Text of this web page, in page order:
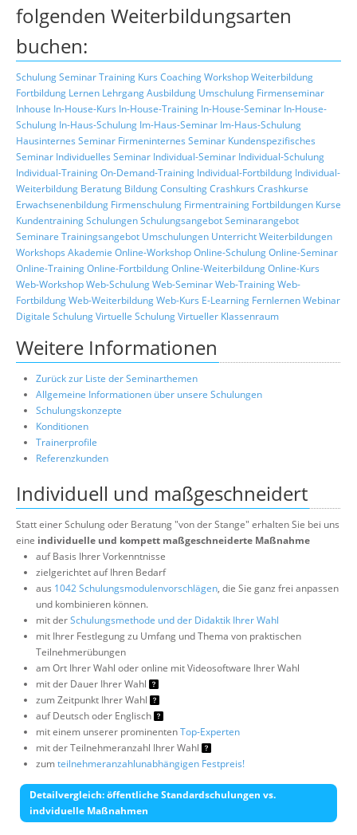
folgenden Weiterbildungsarten
buchen:
SchulungSeminarTraining Kurs CoachingWorkshopWeiterbildung
Fortbildung Lernen LehrgangAusbildung Umschulung Firmenseminar
Inhouse In-House-Kurs In-House-Training In-House-Seminar In-House-
Schulung In-Haus-Schulung Im-Haus-Seminar Im-Haus-Schulung
Hausinternes Seminar Firmeninternes Seminar Kundenspezifisches
Seminar Individuelles Seminar Individual-Seminar Individual-Schulung
Individual-TrainingOn-Demand-Training Individual-Fortbildung Individual-
Weiterbildung Beratung BildungConsultingCrashkurs Crashkurse
Erwachsenenbildung Firmenschulung Firmentraining Fortbildungen Kurse
KundentrainingSchulungenSchulungsangebotSeminarangebot
Seminare Trainingsangebot Umschulungen UnterrichtWeiterbildungen
Workshops Akademie Online-WorkshopOnline-SchulungOnline-Seminar
Online-TrainingOnline-FortbildungOnline-WeiterbildungOnline-Kurs
Web-WorkshopWeb-SchulungWeb-SeminarWeb-TrainingWeb-
FortbildungWeb-WeiterbildungWeb-Kurs E-Learning FernlernenWebinar
Digitale SchulungVirtuelle SchulungVirtueller Klassenraum
Weitere Informationen
Zurück zur Liste der Seminarthemen
Allgemeine Informationen über unsere Schulungen
Schulungskonzepte
Konditionen
Trainerprofile
Referenzkunden
Individuell und maßgeschneidert
Statt einer Schulung oder Beratung "von der Stange" erhalten Sie bei uns
eine individuelle und kompett maßgeschneiderte Maßnahme
auf Basis Ihrer Vorkenntnisse
zielgerichtet auf Ihren Bedarf
aus 1042 Schulungsmodulenvorschlägen, die Sie ganz frei anpassen
und kombinieren können.
mit derSchulungsmethode und der Didaktik Ihrer Wahl
mit Ihrer Festlegung zu Umfang und Thema von praktischen
Teilnehmerübungen
am Ort Ihrer Wahl oder online mit Videosoftware Ihrer Wahl
mit der Dauer Ihrer Wahl
zum Zeitpunkt Ihrer Wahl
auf Deutsch oder Englisch
mit einem unserer prominentenTop-Experten
mit der Teilnehmeranzahl Ihrer Wahl
zumteilnehmeranzahlunabhängigen Festpreis!
Detailvergleich: öffentliche Standardschulungen vs.
indviduelle Maßnahmen